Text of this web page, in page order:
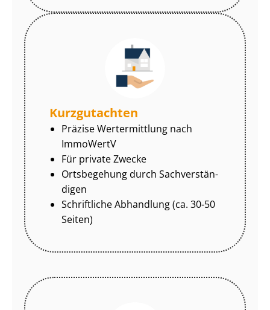
Kurzgutachten
Präzise Wertermittlung nach
ImmoWertV
Für private Zwecke
Ortsbegehung durch Sach­ver­stän­
di­gen
Schriftliche Abhandlung (ca. 30-50
Seiten)